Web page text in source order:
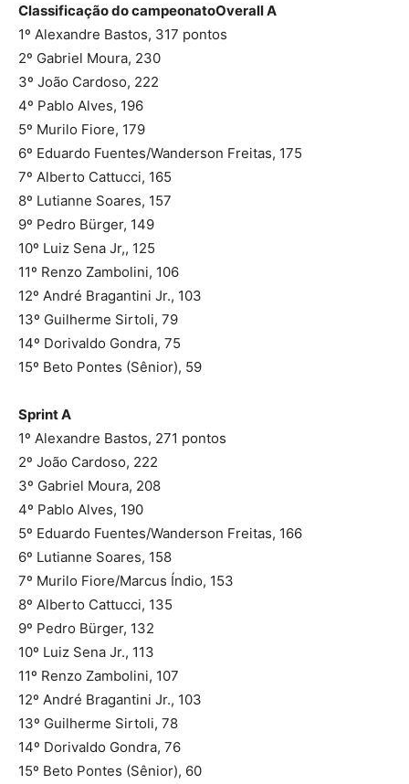
Classificação do campeonatoOverall A
1º Alexandre Bastos, 317 pontos
2º Gabriel Moura, 230
3º João Cardoso, 222
4º Pablo Alves, 196
5º Murilo Fiore, 179
6º Eduardo Fuentes/Wanderson Freitas, 175
7º Alberto Cattucci, 165
8º Lutianne Soares, 157
9º Pedro Bürger, 149
10º Luiz Sena Jr,, 125
11º Renzo Zambolini, 106
12º André Bragantini Jr., 103
13º Guilherme Sirtoli, 79
14º Dorivaldo Gondra, 75
15º Beto Pontes (Sênior), 59
Sprint A
1º Alexandre Bastos, 271 pontos
2º João Cardoso, 222
3º Gabriel Moura, 208
4º Pablo Alves, 190
5º Eduardo Fuentes/Wanderson Freitas, 166
6º Lutianne Soares, 158
7º Murilo Fiore/Marcus Índio, 153
8º Alberto Cattucci, 135
9º Pedro Bürger, 132
10º Luiz Sena Jr., 113
11º Renzo Zambolini, 107
12º André Bragantini Jr., 103
13º Guilherme Sirtoli, 78
14º Dorivaldo Gondra, 76
15º Beto Pontes (Sênior), 60